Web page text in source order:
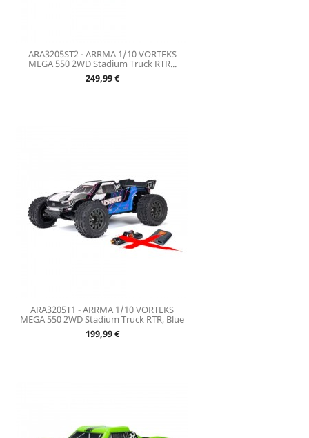
ARA3205ST2 - ARRMA 1/10 VORTEKS
MEGA 550 2WD Stadium Truck RTR...
Prix
249,99 €
ARA3205T1 - ARRMA 1/10 VORTEKS
MEGA 550 2WD Stadium Truck RTR, Blue
Prix
199,99 €